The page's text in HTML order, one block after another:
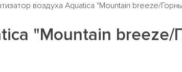
воздуха Aquatica "Mountain breeze/
"Mountain